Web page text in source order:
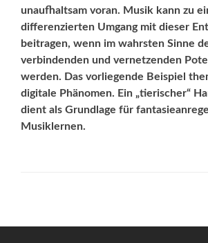
unaufhaltsam voran. Musik kann zu
differenzierten Umgang mit dieser
beitragen, wenn im wahrsten Sinne
verbindenden und vernetzenden
werden. Das vorliegende Beispiel
digitale Phänomen. Ein „tierischer“
dient als Grundlage für
Musiklernen.